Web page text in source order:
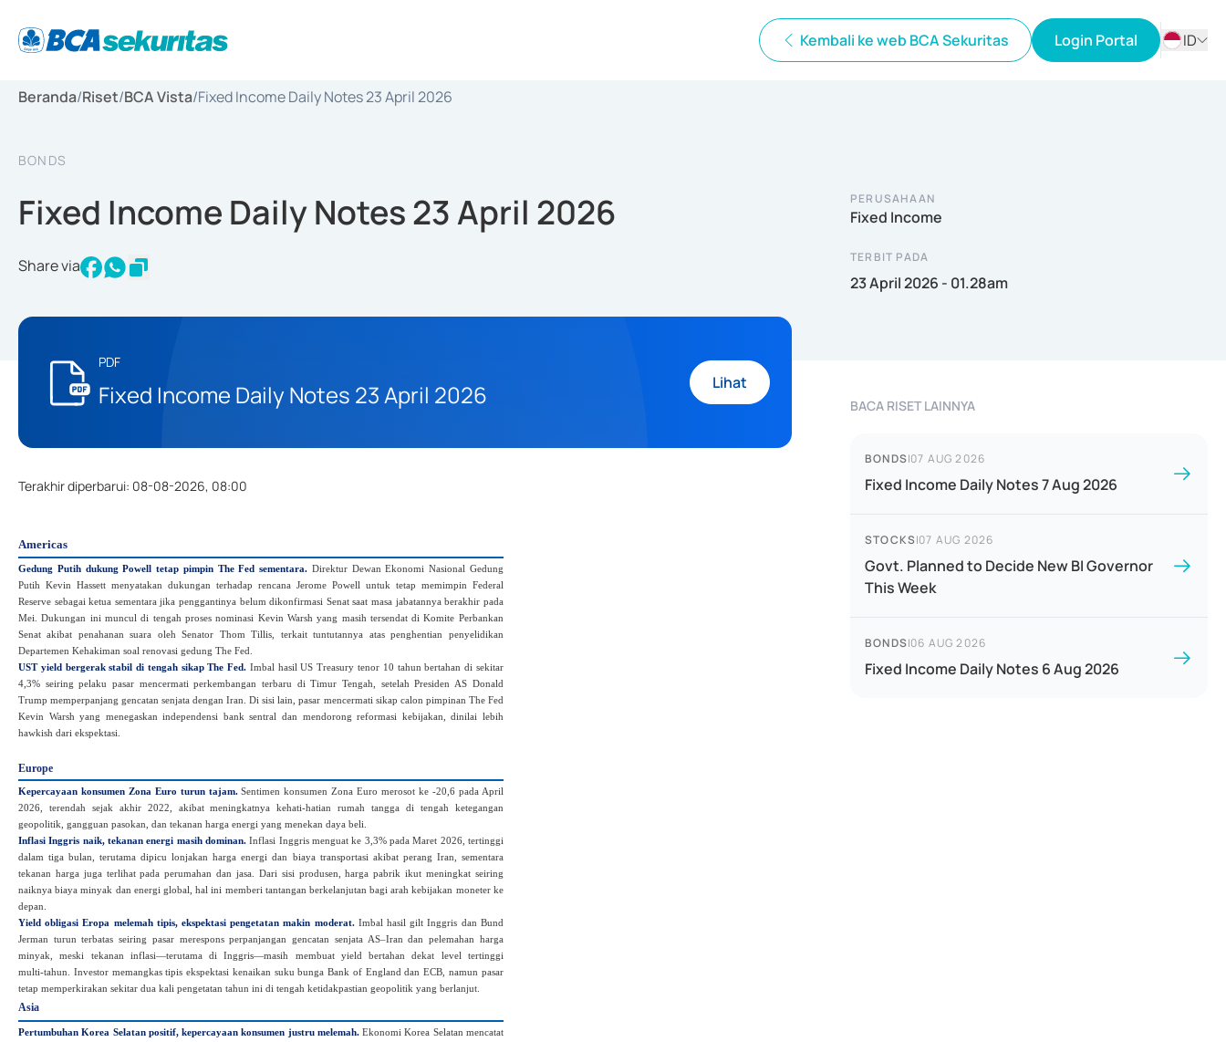
Kembali ke web BCA Sekuritas Login Portal
ID
Beranda/Riset/BCA Vista/Fixed Income Daily Notes 23 April 2026
BONDS
Fixed Income Daily Notes 23 April 2026
Share via
PDF
Fixed Income Daily Notes 23 April 2026 Lihat
PERUSAHAAN
Fixed Income
TERBIT PADA
23 April 2026 - 01.28am
Terakhir diperbarui: 08-08-2026, 08:00
Americas
Gedung Putih dukung Powell tetap pimpin The Fed sementara. Direktur Dewan Ekonomi Nasional Gedung
Putih Kevin Hassett menyatakan dukungan terhadap rencana Jerome Powell untuk tetap memimpin Federal
Reserve sebagai ketua sementara jika penggantinya belum dikonfirmasi Senat saat masa jabatannya berakhir pada
Mei. Dukungan ini muncul di tengah proses nominasi Kevin Warsh yang masih tersendat di Komite Perbankan
Senat akibat penahanan suara oleh Senator Thom Tillis, terkait tuntutannya atas penghentian penyelidikan
Departemen Kehakiman soal renovasi gedung The Fed.
UST yield bergerak stabil di tengah sikap The Fed. Imbal hasil US Treasury tenor 10 tahun bertahan di sekitar
4,3% seiring pelaku pasar mencermati perkembangan terbaru di Timur Tengah, setelah Presiden AS Donald
Trump memperpanjang gencatan senjata dengan Iran. Di sisi lain, pasar mencermati sikap calon pimpinan The Fed
Kevin Warsh yang menegaskan independensi bank sentral dan mendorong reformasi kebijakan, dinilai lebih
hawkish dari ekspektasi.
Europe
Kepercayaan konsumen Zona Euro turun tajam.Sentimen konsumen Zona Euro merosot ke -20,6 pada April
2026, terendah sejak akhir 2022, akibat meningkatnya kehati‑hatian rumah tangga di tengah ketegangan
geopolitik, gangguan pasokan, dan tekanan harga energi yang menekan daya beli.
Inflasi Inggris naik, tekanan energi masih dominan.Inflasi Inggris menguat ke 3,3% pada Maret 2026, tertinggi
dalam tiga bulan, terutama dipicu lonjakan harga energi dan biaya transportasi akibat perang Iran, sementara
tekanan harga juga terlihat pada perumahan dan jasa. Dari sisi produsen, harga pabrik ikut meningkat seiring
naiknya biaya minyak dan energi global, hal ini memberi tantangan berkelanjutan bagi arah kebijakan moneter ke
depan.
Yield obligasi Eropa melemah tipis, ekspektasi pengetatan makin moderat.Imbal hasil gilt Inggris dan Bund
Jerman turun terbatas seiring pasar merespons perpanjangan gencatan senjata AS–Iran dan pelemahan harga
minyak, meski tekanan inflasi—terutama di Inggris—masih membuat yield bertahan dekat level tertinggi
multi‑tahun. Investor memangkas tipis ekspektasi kenaikan suku bunga Bank of England dan ECB, namun pasar
tetap memperkirakan sekitar dua kali pengetatan tahun ini di tengah ketidakpastian geopolitik yang berlanjut.
Asia
Pertumbuhan Korea Selatan positif, kepercayaan konsumen justru melemah.Ekonomi Korea Selatan mencatat
BACA RISET LAINNYA
BONDS|07 AUG 2026
Fixed Income Daily Notes 7 Aug 2026
STOCKS|07 AUG 2026
Govt. Planned to Decide New BI Governor
This Week
BONDS|06 AUG 2026
Fixed Income Daily Notes 6 Aug 2026